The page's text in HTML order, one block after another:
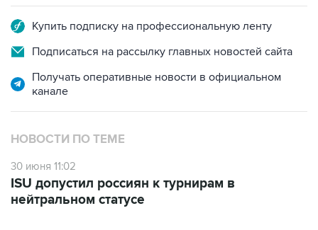
Купить подписку на профессиональную ленту
Подписаться на рассылку главных новостей сайта
Получать оперативные новости в официальном
канале
НОВОСТИ ПО ТЕМЕ
30 июня 11:02
ISU допустил россиян к турнирам в
нейтральном статусе